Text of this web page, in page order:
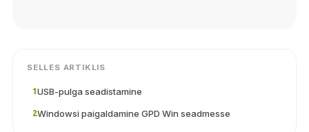
SELLES ARTIKLIS
1 USB-pulga seadistamine
2Windowsi paigaldamine GPD Win seadmesse